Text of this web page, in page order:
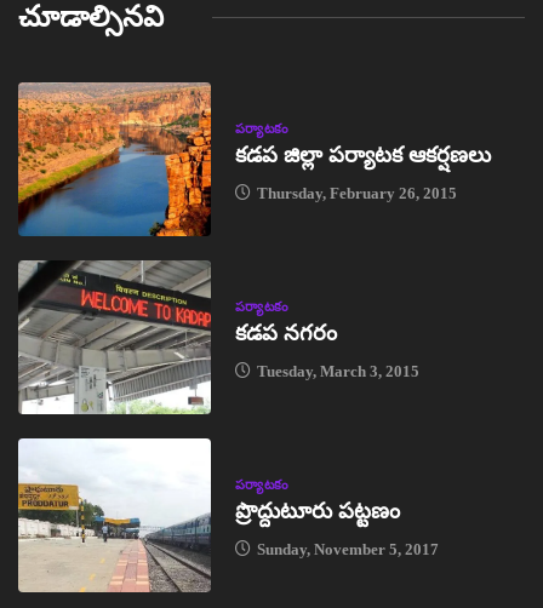
చూడాల్సినవి
పర్యాటకం
కడప జిల్లా పర్యాటక ఆకర్షణలు
Thursday, February 26, 2015
పర్యాటకం
కడప నగరం
Tuesday, March 3, 2015
పర్యాటకం
ప్రొద్దుటూరు పట్టణం
Sunday, November 5, 2017